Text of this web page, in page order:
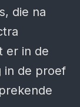
die na
er in de
in de proef